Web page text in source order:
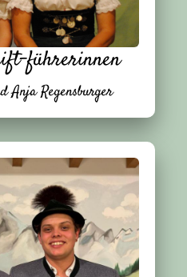
führerinnen
Anja Regensburger